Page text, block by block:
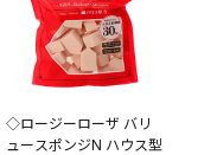
◇ロージーローザ バリ
ュースポンジN ハウス型